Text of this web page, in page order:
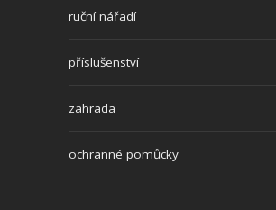
ruční nářadí
příslušenství
zahrada
ochranné pomůcky